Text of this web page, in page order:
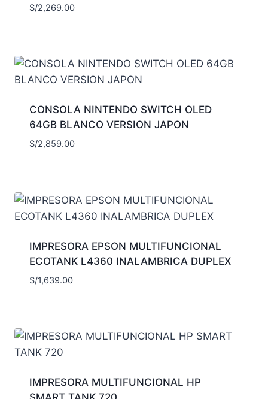
S/2,269.00
CONSOLA NINTENDO SWITCH OLED
64GB BLANCO VERSION JAPON
S/2,859.00
IMPRESORA EPSON MULTIFUNCIONAL
ECOTANK L4360 INALAMBRICA DUPLEX
S/1,639.00
IMPRESORA MULTIFUNCIONAL HP